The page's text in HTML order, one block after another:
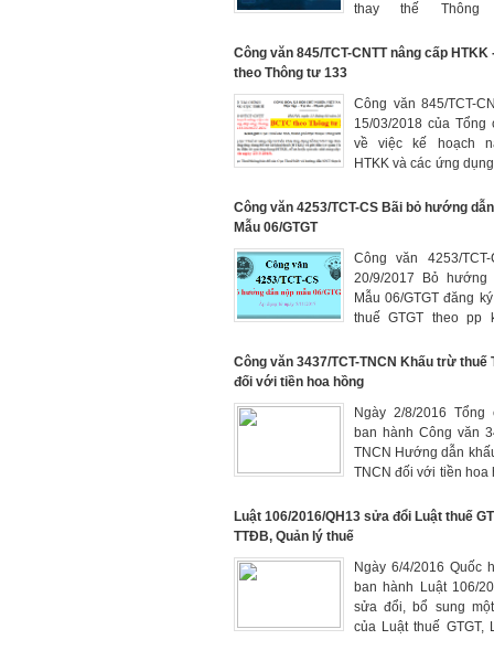
thay thế
ngày 6/2/2025
Công văn 845/TCT-CNTT nâng cấp HTKK
theo Thông tư 133
Công văn 845/TCT-
15/03/2018 của Tổng
về việc kế hoạch
HTKK và các ứng
Thông tư 133/2016/TT-
Công văn 4253/TCT-CS Bãi bỏ hướng
Mẫu 06/GTGT
Công văn 4253/
20/9/2017 Bỏ hướng
Mẫu 06/GTGT đăng
thuế GTGT theo pp
06/GTGT từ ngày 5/11/
Công văn 3437/TCT-TNCN Khấu trừ thuế
đối với tiền hoa hồng
Ngày 2/8/2016 Tổng
ban hành Công văn
TNCN Hướng dẫn
TNCN đối với tiền hoa
Luật 106/2016/QH13 sửa đổi Luật thuế
TTĐB, Quản lý thuế
Ngày 6/4/2016 Quốc
ban hành Luật 106/
sửa đổi, bổ sung
của Luật thuế GTGT,